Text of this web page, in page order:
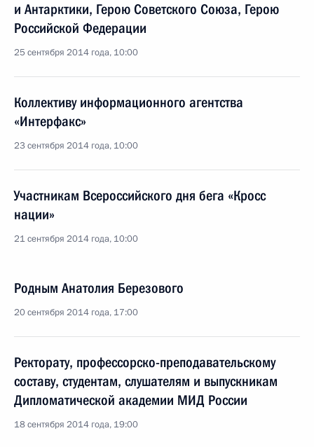
и Антарктики, Герою Советского Союза, Герою
Российской Федерации
25 сентября 2014 года, 10:00
Коллективу информационного агентства
«Интерфакс»
23 сентября 2014 года, 10:00
Участникам Всероссийского дня бега «Кросс
нации»
21 сентября 2014 года, 10:00
Родным Анатолия Березового
20 сентября 2014 года, 17:00
Ректорату, профессорско-преподавательскому
составу, студентам, слушателям и выпускникам
Дипломатической академии МИД России
18 сентября 2014 года, 19:00